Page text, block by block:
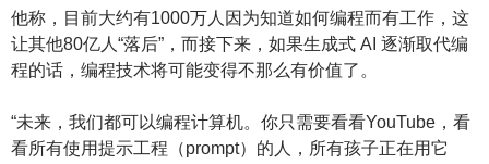
他称，目前大约有1000万人因为知道如何编程而有工作，这
让其他80亿人“落后”，而接下来，如果生成式 AI 逐渐取代编
程的话，编程技术将可能变得不那么有价值了。
“未来，我们都可以编程计算机。你只需要看看YouTube，看
看所有使用提示工程（prompt）的人，所有孩子正在用它